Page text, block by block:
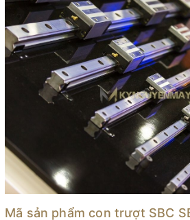
Mã sản phẩm con trượt SBC